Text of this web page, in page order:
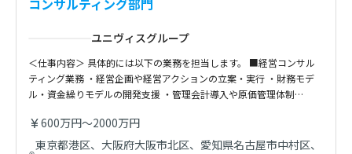
コンサルティング部門
ユニヴィスグループ
＜仕事内容＞ 具体的には以下の業務を担当します。 ■経営コンサル
ティング業務 ・経営企画や経営アクションの立案・実行 ・財務モデ
ル・資金繰りモデルの開発支援 ・管理会計導入や原価管理体制…
600万円～2000万円
東京都港区、大阪府大阪市北区、愛知県名古屋市中村区、